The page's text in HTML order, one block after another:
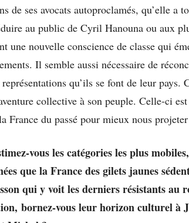
de ses avocats autoproclamés, qu’elle a
au public de Cyril Hanouna ou aux
une nouvelle conscience de classe qui
Il semble aussi nécessaire de
qu’ils se font de leur pays.
collective à son peuple. Celle-ci
France du passé pour mieux nous
vous les catégories les plus
que la France des gilets jaunes
qui y voit les derniers résistants au
bornez-vous leur horizon culturel à